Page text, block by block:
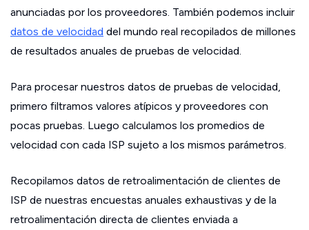
anunciadas por los proveedores. También podemos incluir
datos de velocidad del mundo real recopilados de millones
de resultados anuales de pruebas de velocidad.
Para procesar nuestros datos de pruebas de velocidad,
primero filtramos valores atípicos y proveedores con
pocas pruebas. Luego calculamos los promedios de
velocidad con cada ISP sujeto a los mismos parámetros.
Recopilamos datos de retroalimentación de clientes de
ISP de nuestras encuestas anuales exhaustivas y de la
retroalimentación directa de clientes enviada a